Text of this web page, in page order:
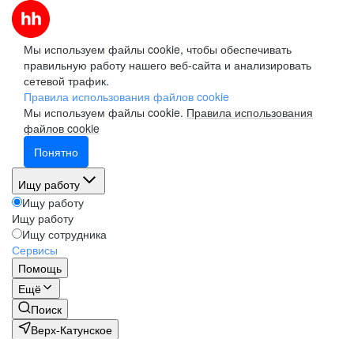
Мы используем файлы cookie, чтобы обеспечивать
правильную работу нашего веб-сайта и анализировать
сетевой трафик.
Правила использования файлов cookie
Мы используем файлы cookie. Правила использования
файлов cookie
Понятно
Ищу работу
Ищу работу
Ищу работу
Ищу сотрудника
Сервисы
Помощь
Ещё
Поиск
Верх-Катунское